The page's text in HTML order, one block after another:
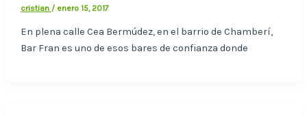
cristian / enero 15, 2017
En plena calle Cea Bermúdez, en el barrio de Chamberí,
Bar Fran es uno de esos bares de confianza donde